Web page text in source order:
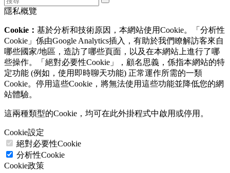
隱私概覽
Cookie： 基於分析和技術原因，本網站使用Cookie。「分析性
Cookie」係由Google Analytics插入，有助於我們瞭解訪客來自
哪些國家/地區，造訪了哪些頁面，以及在本網站上進行了哪
些操作。「絕對必要性Cookie」，顧名思義，係指本網站的特
定功能 (例如，使用即時聊天功能) 正常運作所需的一類
Cookie。停用這些Cookie，將無法使用這些功能並降低您的網
站體驗。
這兩種類型的Cookie，均可在此外掛程式中啟用或停用。
Cookie設定
絕對必要性Cookie
分析性Cookie
Cookie政策